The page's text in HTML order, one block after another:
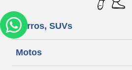
Carros, SUVs
Motos